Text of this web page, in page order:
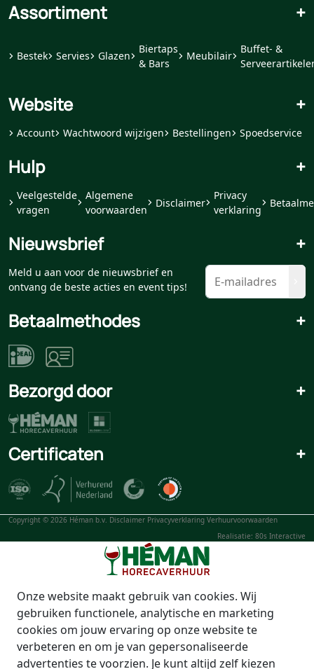
Assortiment +
Bestek Servies Glazen
Biertaps
& Bars
Meubilair
Buffet- &
Website +
Account Wachtwoord wijzigen Bestellingen Spoedservice
Hulp +
Veelgestelde
vragen
Algemene
voorwaarden
Disclaimer
Privacy
verklaring
Nieuwsbrief +
Meld u aan voor de nieuwsbrief en
ontvang de beste acties en event tips!
Betaalmethodes +
Bezorgd door +
Certificaten +
Copyright © 2026 Héman b.v. Disclaimer Privacyverklaring Verhuurvoorwaarden
Realisatie: 80s Interactive
Onze website maakt gebruik van cookies. Wij
gebruiken functionele, analytische en marketing
cookies om jouw ervaring op onze website te
verbeteren en om je van gepersonaliseerde
advertenties te voorzien. Je kunt altijd zelf kiezen